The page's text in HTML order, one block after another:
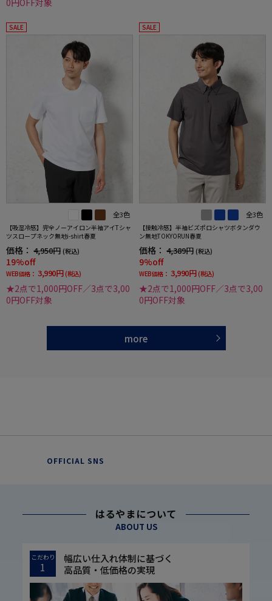
0円OFF対象
SALE
全3色
【吸湿冷感】完全ノーアイロン半袖アイTシャ
ツスロープネック無地i-shirt春夏
価格： 4,950円 (税込)
19%off
WEB価格： 3,990円 (税込)
★2点で1,000円OFF／3点で3,00
0円OFF対象
SALE
全3色
【接触冷感】半袖ビズポロシャツボタンダウ
ン無地TOKYORUN春夏
価格： 4,389円 (税込)
9%off
WEB価格： 3,990円 (税込)
★2点で1,000円OFF／3点で3,00
0円OFF対象
more
OFFICIAL SNS
はるやまについて
ABOUT US
こだわり
1
幅広い仕入れ体制に基づく
高品質・低価格の実現